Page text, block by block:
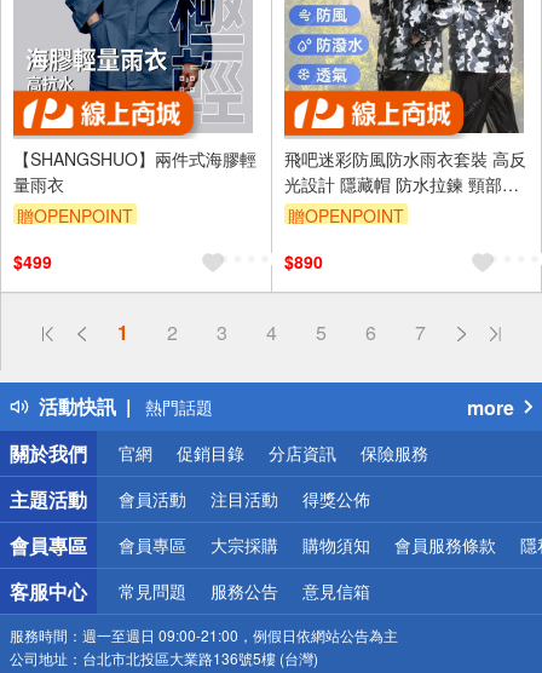
【SHANGSHUO】兩件式海膠輕
量雨衣
贈OPENPOINT
$499
飛吧迷彩防風防水雨衣套裝 高反
光設計 隱藏帽 防水拉鍊 頸部加
高設計 多尺寸選擇 M L XL 2XL
贈OPENPOINT
（運費不算在 2000 元的範圍
內）
$890
1 2 3 4 5 6 7
活動快訊
偏遠地區配送
得獎公告
熱門話題
銀行優惠
偏遠地區配送
詐騙網頁！請小心！
more
關於我們
官網 促銷目錄 分店資訊 保險服務
主題活動 會員活動 注目活動 得獎公佈
會員專區 會員專區 大宗採購 購物須知 會員服務條款 隱
客服中心 常見問題 服務公告 意見信箱
服務時間： 週一至週日 09:00-21:00，例假日依網站公告為主
公司地址： 台北市北投區大業路136號5樓 (台灣)